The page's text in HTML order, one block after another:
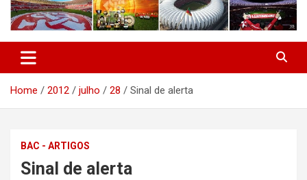
Home 2012 julho 28 Sinal de alerta
BAC - ARTIGOS
Sinal de alerta